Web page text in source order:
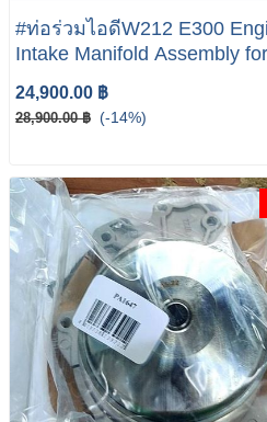
#ท่อร่วมไอดีW212 E300
Intake Manifold Assembly for
E300
24,900.00 ฿
28,900.00 ฿ (-14%)